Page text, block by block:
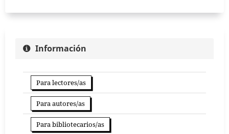
Información
Para lectores/as
Para autores/as
Para bibliotecarios/as